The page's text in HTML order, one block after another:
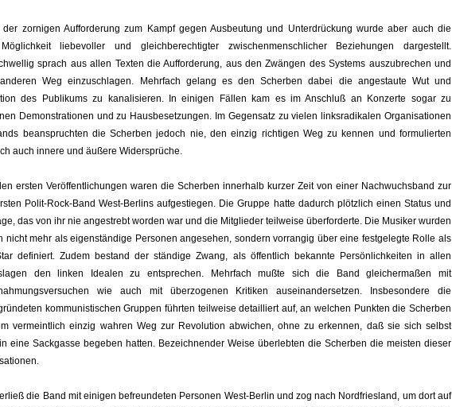
der zornigen Aufforderung zum Kampf gegen Ausbeutung und Unterdrückung wurde aber auch die
liebevoller und gleichberechtigter zwischenmenschlicher Beziehungen dargestellt.
sprach aus allen Texten die Aufforderung, aus den Zwängen des Systems auszubrechen und
Weg einzuschlagen. Mehrfach gelang es den Scherben dabei die angestaute Wut und
des Publikums zu kanalisieren. In einigen Fällen kam es im Anschluß an Konzerte sogar zu
Demonstrationen und zu Hausbesetzungen. Im Gegensatz zu vielen linksradikalen Organisationen
beanspruchten die Scherben jedoch nie, den einzig richtigen Weg zu kennen und formulierten
auch innere und äußere Widersprüche.
ersten Veröffentlichungen waren die Scherben innerhalb kurzer Zeit von einer Nachwuchsband zur
Polit-Rock-Band West-Berlins aufgestiegen. Die Gruppe hatte dadurch plötzlich einen Status und
das von ihr nie angestrebt worden war und die Mitglieder teilweise überforderte. Die Musiker wurden
nicht mehr als eigenständige Personen angesehen, sondern vorrangig über eine festgelegte Rolle als
definiert. Zudem bestand der ständige Zwang, als öffentlich bekannte Persönlichkeiten in allen
den linken Idealen zu entsprechen. Mehrfach mußte sich die Band gleichermaßen mit
wie auch mit überzogenen Kritiken auseinandersetzen. Insbesondere die
kommunistischen Gruppen führten teilweise detailliert auf, an welchen Punkten die Scherben
vermeintlich einzig wahren Weg zur Revolution abwichen, ohne zu erkennen, daß sie sich selbst
eine Sackgasse begeben hatten. Bezeichnender Weise überlebten die Scherben die meisten dieser
die Band mit einigen befreundeten Personen West-Berlin und zog nach Nordfriesland, um dort auf